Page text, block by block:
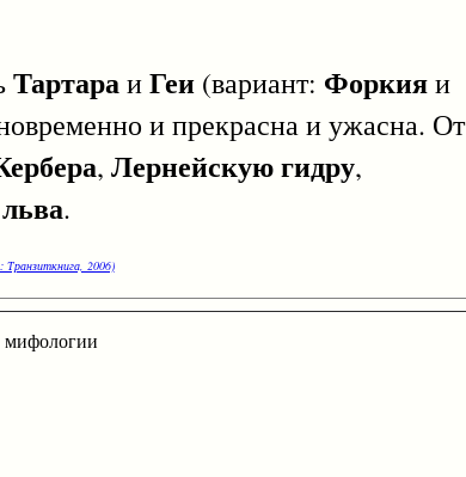
ТартараиГеи (вариант: Форкияи
и прекрасна и ужасна. От
, Лернейскую гидру,
.
2006)
мифологии